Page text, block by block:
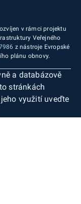
v rámci projektu
Veřejného
z nástroje Evropské
plánu obnovy.
a databázově
stránkách
využití uveďte